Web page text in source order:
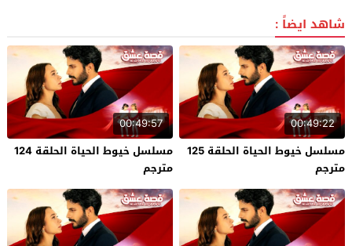
شاهد ايضاً :
00:49:22
مسلسل خيوط الحياة الحلقة 125
مترجم
00:49:57
مسلسل خيوط الحياة الحلقة 124
مترجم